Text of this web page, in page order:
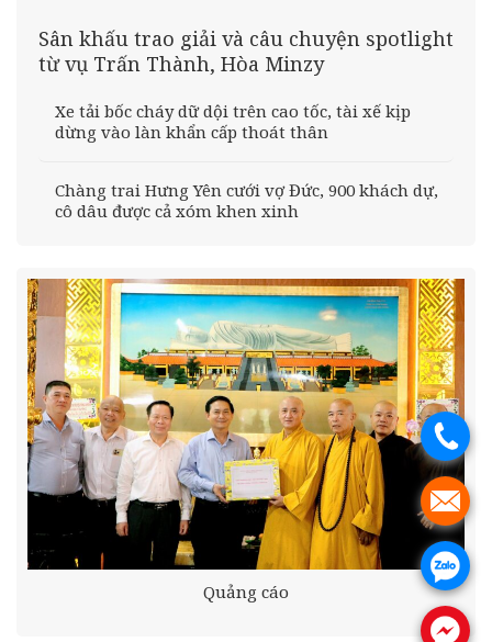
Sân khấu trao giải và câu chuyện spotlight
từ vụ Trấn Thành, Hòa Minzy
Xe tải bốc cháy dữ dội trên cao tốc, tài xế kịp
dừng vào làn khẩn cấp thoát thân
Chàng trai Hưng Yên cưới vợ Đức, 900 khách dự,
cô dâu được cả xóm khen xinh
Quảng cáo
.
.
.
.